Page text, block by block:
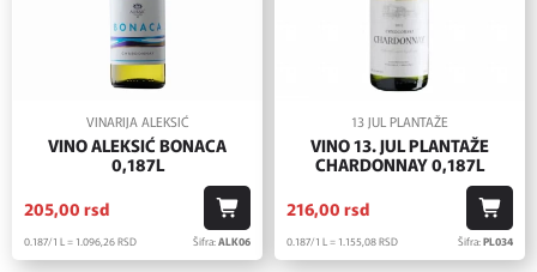
VINARIJA ALEKSIĆ
VINO ALEKSIĆ BONACA
0,187L
205,00 rsd
0.187/1 L = 1.096,26RSD Šifra:ALK06
13 JUL PLANTAŽE
VINO 13. JUL PLANTAŽE
CHARDONNAY 0,187L
216,00 rsd
0.187/1 L = 1.155,08RSD Šifra:PL034